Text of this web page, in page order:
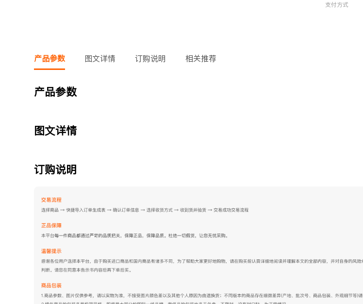
支付方式
产品参数 图文详情 订购说明 相关推荐
产品参数
图文详情
订购说明